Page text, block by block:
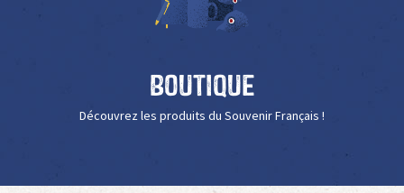
Boutique
Découvrez les produits du Souvenir Français !